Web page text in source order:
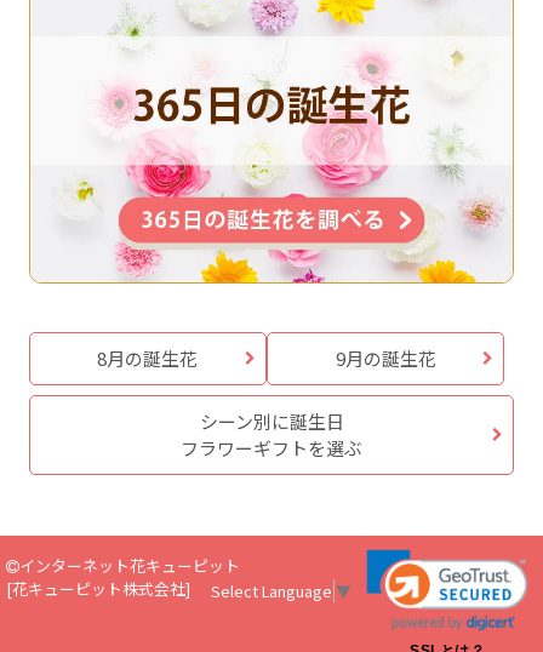
8月の誕生花 9月の誕生花
シーン別に誕生日
フラワーギフトを選ぶ
インターネット花キューピット
[花キューピット株式会社] Select Language ▼